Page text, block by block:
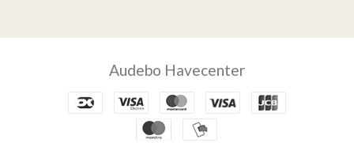
Audebo Havecenter